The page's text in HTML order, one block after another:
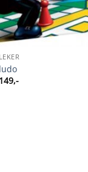
LEKER
ludo
149,-